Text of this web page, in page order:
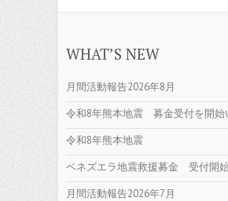
WHAT’S NEW
月間活動報告2026年8月
令和8年熊本地震 募金受付を開始
令和8年熊本地震
ベネズエラ地震救援募金 受付開
月間活動報告2026年7月